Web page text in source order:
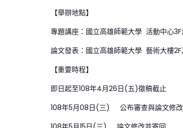
【舉辦地點】
專題講座：國立高雄師範大學 活動中心
論文發表：國立高雄師範大學 藝術大樓
【重要時程】
即日起至108年4月26日(五)徵稿截止
108年5月08日(三) 公布審查與論文修